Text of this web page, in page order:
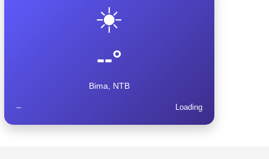
☀️
--°
Bima, NTB
-- Loading